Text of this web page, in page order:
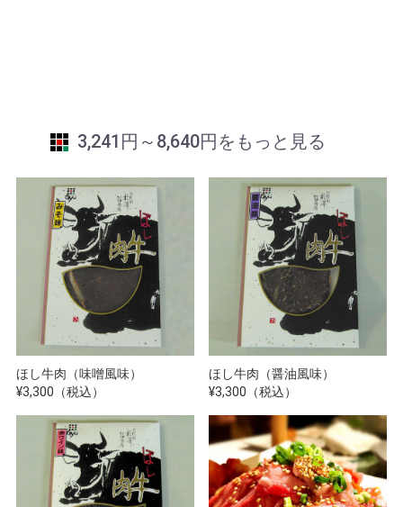
3,241円～8,640円をもっと見る
ほし牛肉（味噌風味）
¥3,300（税込）
ほし牛肉（醤油風味）
¥3,300（税込）